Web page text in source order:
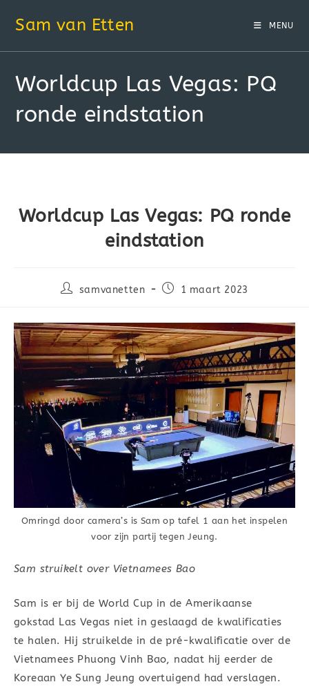
Sam van Etten MENU
Worldcup Las Vegas: PQ
ronde eindstation
Worldcup Las Vegas: PQ ronde
eindstation
samvanetten 1 maart 2023
Omringd door camera’s is Sam op tafel 1 aan het inspelen
voor zijn partij tegen Jeung.
Sam struikelt over Vietnamees Bao
Sam is er bij de World Cup in de Amerikaanse
gokstad Las Vegas niet in geslaagd de kwalificaties
te halen. Hij struikelde in de pré-kwalificatie over de
Vietnamees Phuong Vinh Bao, nadat hij eerder de
Koreaan Ye Sung Jeung overtuigend had verslagen.